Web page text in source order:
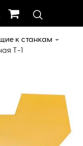
к станкам
Т-1